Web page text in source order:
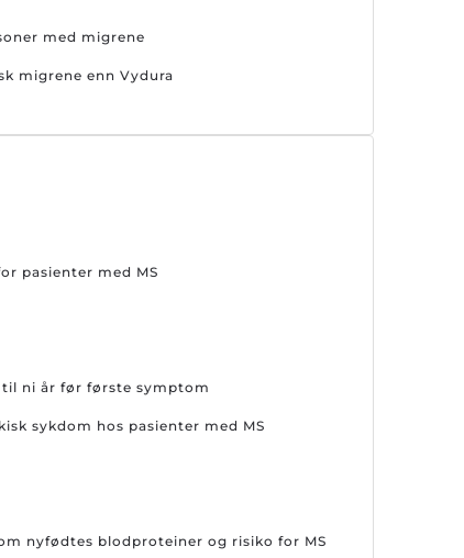
med migrene
migrene enn Vydura
pasienter med MS
til ni år før første symptom
sykdom hos pasienter med MS
nyfødtes blodproteiner og risiko for MS